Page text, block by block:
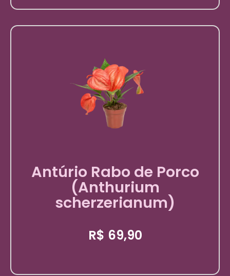
Antúrio Rabo de Porco
(Anthurium
scherzerianum)
R$ 69,90